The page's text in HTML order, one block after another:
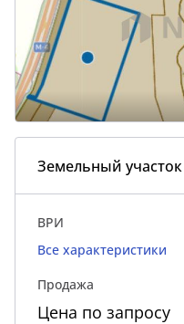
Земельный участок
ВРИ
Все характеристики
Продажа
Цена по запросу